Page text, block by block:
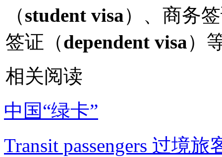
（student visa）、商务
签证（dependent visa）
相关阅读
中国“绿卡”
Transit passengers 过境旅